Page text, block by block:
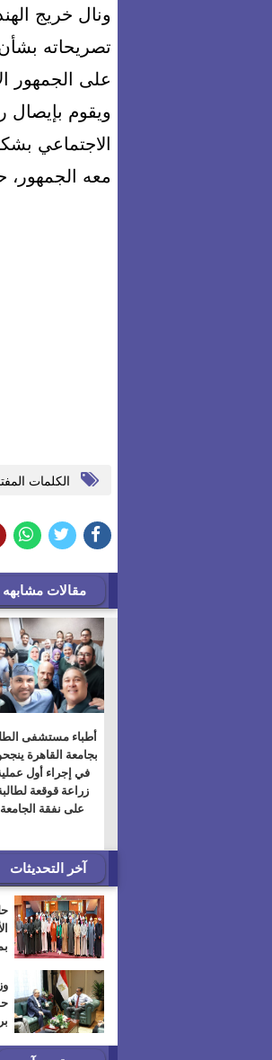
ونال خريج
تصريحاته
على الجمهور
ويقوم بإيصال
الاجتماعي
معه الجمهور، حتى وصل إلى ٢٠ مليون
الكلمات
مقالات مشابهه
أطباء مستشفى
بجامعة القاهرة
في إجراء أول
زراعة قوقعة
على نفقة الجامعة
آخر التحديثات